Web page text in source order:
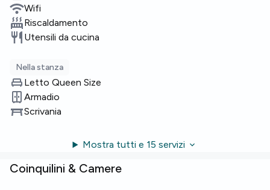
Wifi
Riscaldamento
Utensili da cucina
Nella stanza
Letto Queen Size
Armadio
Scrivania
Mostra tutti e 15 servizi
Coinquilini & Camere